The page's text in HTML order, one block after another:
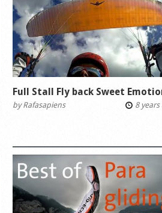
Full Stall Fly back Sweet
byRafasapiens 8 years